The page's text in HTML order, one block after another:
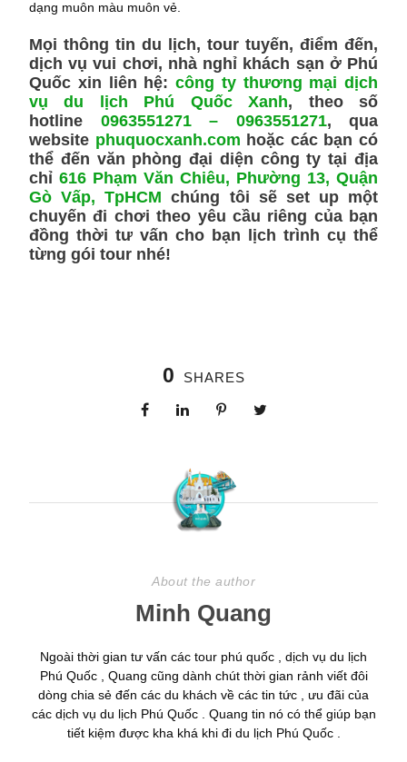
dạng muôn màu muôn vẻ.
Mọi thông tin du lịch, tour tuyến, điểm đến,
dịch vụ vui chơi, nhà nghỉ khách sạn ở Phú
Quốc xin liên hệ: công ty thương mại dịch
vụ du lịch Phú Quốc Xanh, theo số
hotline 0963551271– 0963551271, qua
website phuquocxanh.com hoặc các bạn có
thể đến văn phòng đại diện công ty tại địa
chỉ 616 Phạm Văn Chiêu, Phường 13, Quận
Gò Vấp, TpHCM chúng tôi sẽ set up một
chuyến đi chơi theo yêu cầu riêng của bạn
đồng thời tư vấn cho bạn lịch trình cụ thể
từng gói tour nhé!
0 SHARES
About the author
Minh Quang
Ngoài thời gian tư vấn các tour phú quốc , dịch vụ du lịch
Phú Quốc , Quang cũng dành chút thời gian rảnh viết đôi
dòng chia sẻ đến các du khách về các tin tức , ưu đãi của
các dịch vụ du lịch Phú Quốc . Quang tin nó có thể giúp bạn
tiết kiệm được kha khá khi đi du lịch Phú Quốc .